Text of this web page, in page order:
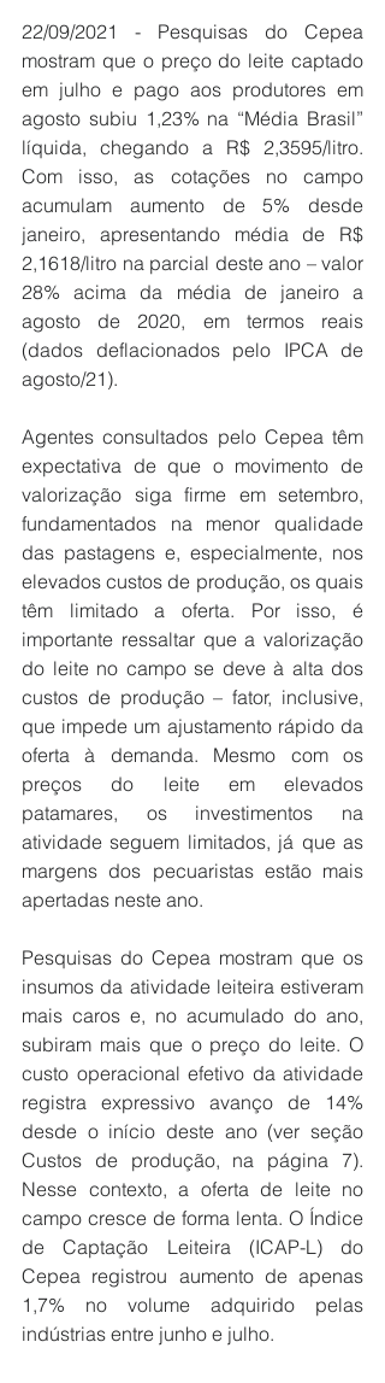
22/09/2021 - Pesquisas do Cepea
mostram que o preço do leite captado
em julho e pago aos produtores em
agosto subiu 1,23% na “Média Brasil”
líquida, chegando a R$ 2,3595/litro.
Com isso, as cotações no campo
acumulam aumento de 5% desde
janeiro, apresentando média de R$
2,1618/litro na parcial deste ano – valor
28% acima da média de janeiro a
agosto de 2020, em termos reais
(dados deflacionados pelo IPCA de
agosto/21).
Agentes consultados pelo Cepea têm
expectativa de que o movimento de
valorização siga firme em setembro,
fundamentados na menor qualidade
das pastagens e, especialmente, nos
elevados custos de produção, os quais
têm limitado a oferta. Por isso, é
importante ressaltar que a valorização
do leite no campo se deve à alta dos
custos de produção – fator, inclusive,
que impede um ajustamento rápido da
oferta à demanda. Mesmo com os
preços do leite em elevados
patamares, os investimentos na
atividade seguem limitados, já que as
margens dos pecuaristas estão mais
apertadas neste ano.
Pesquisas do Cepea mostram que os
insumos da atividade leiteira estiveram
mais caros e, no acumulado do ano,
subiram mais que o preço do leite. O
custo operacional efetivo da atividade
registra expressivo avanço de 14%
desde o início deste ano (ver seção
Custos de produção, na página 7).
Nesse contexto, a oferta de leite no
campo cresce de forma lenta. O Índice
de Captação Leiteira (ICAP-L) do
Cepea registrou aumento de apenas
1,7% no volume adquirido pelas
indústrias entre junho e julho.